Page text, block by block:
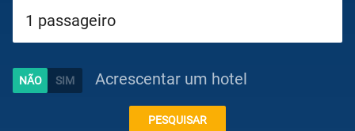
Circuitos
Caraíbas
Acrescentar um hotel
PESQUISAR